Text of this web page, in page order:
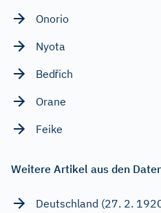
Onorio
Nyota
Bedřich
Orane
Feike
Weitere Artikel aus den
Deutschland (27. 2.